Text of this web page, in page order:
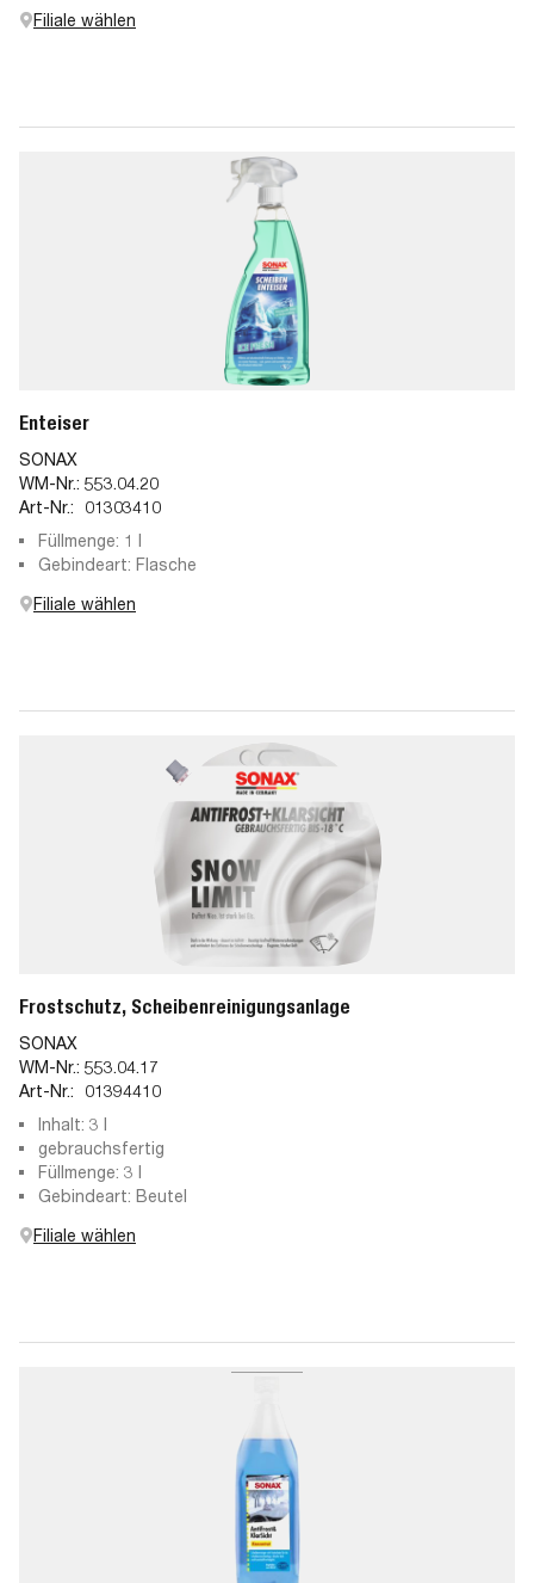
Filiale wählen
Enteiser
SONAX
WM-Nr.: 553.04.20
Art-Nr.:
01303410
Füllmenge: 1 l
Gebindeart: Flasche
Filiale wählen
Frostschutz, Scheibenreinigungsanlage
SONAX
WM-Nr.: 553.04.17
Art-Nr.:
01394410
Inhalt: 3 l
gebrauchsfertig
Füllmenge: 3 l
Gebindeart: Beutel
Filiale wählen